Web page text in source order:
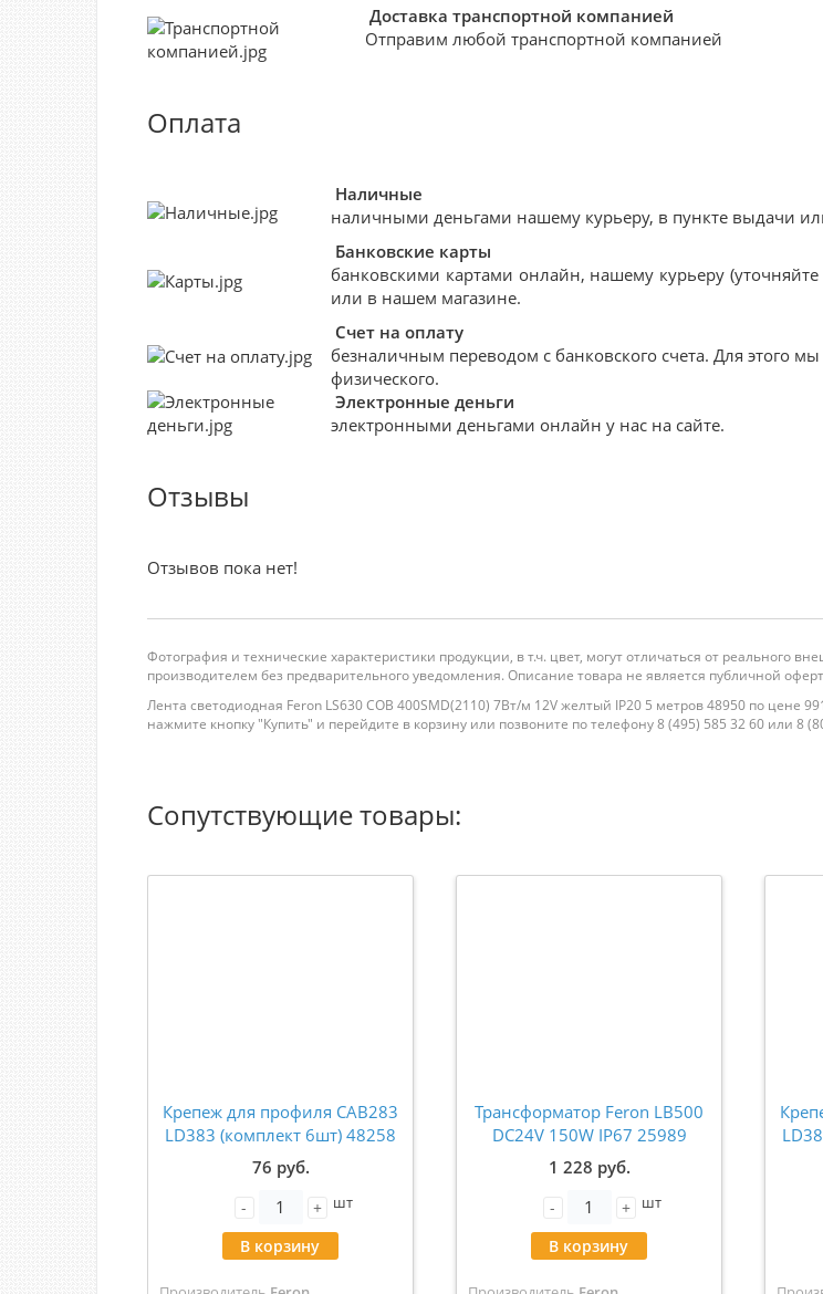
Доставка транспортной компанией
Отправим любой транспортной компанией
Оплата
Наличные
наличными деньгами нашему курьеру, в пункте выдачи
Банковские карты
банковскими картами онлайн, нашему курьеру
или в нашем магазине.
Счет на оплату
безналичным переводом с банковского счета. Для этого
физического.
Электронные деньги
электронными деньгами онлайн у нас на сайте.
Отзывы
Отзывов пока нет!
Фотография и технические характеристики продукции, в т.ч. цвет, могут отличаться от
производителем без предварительного уведомления. Описание товара не является публичной
Лента светодиодная Feron LS630 COB 400SMD(2110) 7Вт/м 12V желтый IP20 5 метров 48950 по цене
нажмите кнопку "Купить" и перейдите в корзину или позвоните по телефону 8 (495) 585 32 60 или 8
Сопутствующие товары:
Крепеж для профиля САВ283
LD383 (комплект 6шт) 48258
76 руб.
- + шт
В корзину
Трансформатор Feron LB500
DC24V 150W IP67 25989
1 228 руб.
- + шт
В корзину